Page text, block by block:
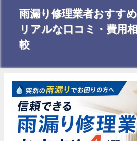
雨漏り修理業者おすす
リアルな口コミ・費用
較